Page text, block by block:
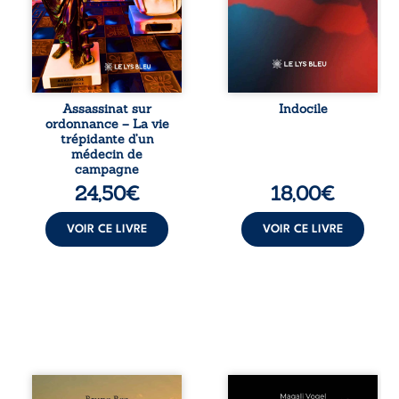
famille, qui revient
sur son parcours
médical, syndical
et ordinal. Depuis
septembre 2013, il
raconte le long
combat qui l’a
conduit à être
écarté du corps
médical, malgré
une décision de
première instance
Assassinat sur
ordonnance – La vie
trépidante d’un
médecin de
campagne
24,50€
VOIR CE LIVRE
sabote, cet
ouvrage parle à
vivent trop fort,
trop vrai, trop tôt.
traversée. Une
langue nue. Une
Indocile
18,00€
VOIR CE LIVRE
Composé en
Qui prend soin de